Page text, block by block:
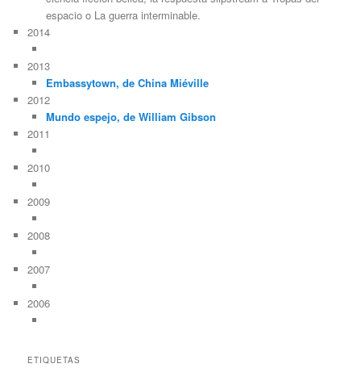
espacio o La guerra interminable.
2014
2013
Embassytown, de China Miéville
2012
Mundo espejo, de William Gibson
2011
2010
2009
2008
2007
2006
ETIQUETAS